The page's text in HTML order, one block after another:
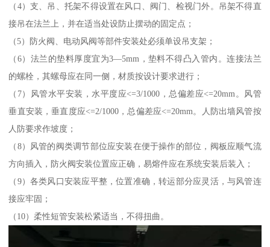
（4）支、吊、托架不得设置在风口、阀门、检视门外。吊架不得直
接吊在法兰上，并在适当处设防止摆动的固定点；
（5）防火阀、电动风阀等部件安装处必须单设吊支架；
（6）法兰的垫料厚度宜为3—5mm，垫料不得凸入管内。连接法兰
的螺栓，其螺母应在同一侧，材质按设计要求进行；
（7）风管水平安装，水平度应<=3/1000，总偏差应<=20mm。风管
垂直安装，垂直度应<=2/1000，总偏差应<=20mm。人防出墙风管按
人防要求作坡度；
（8）风管的阀类调节部位应安装在便于操作的部位，阀板应顺气流
方向插入，防火阀安装位置应正确，易熔件应在系统安装后装入；
（9）各类风口安装应平整，位置准确，转运部分应灵活，与风管连
接应牢固；
（10）柔性短管安装松紧适当，不得扭曲。